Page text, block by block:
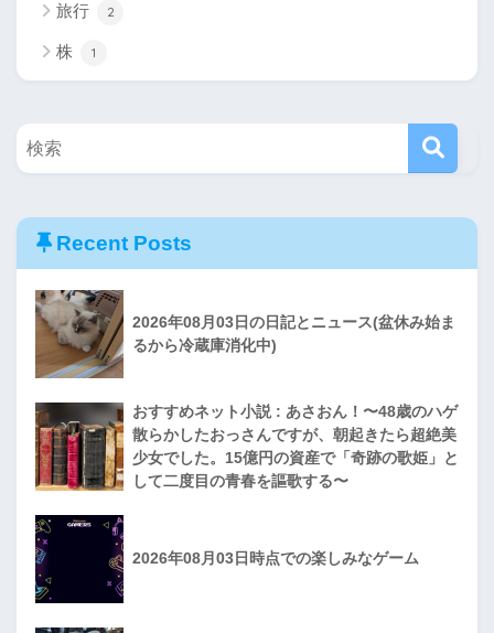
旅行 2
株 1
Recent Posts
2026年08月03日の日記とニュース(盆休み始ま
るから冷蔵庫消化中)
おすすめネット小説 : あさおん！〜48歳のハゲ
散らかしたおっさんですが、朝起きたら超絶美
少女でした。15億円の資産で「奇跡の歌姫」と
して二度目の青春を謳歌する〜
2026年08月03日時点での楽しみなゲーム